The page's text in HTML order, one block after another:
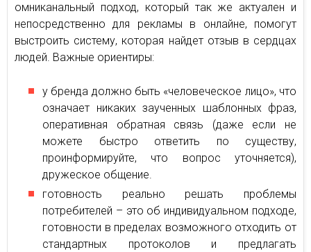
омниканальный подход, который так же актуален и
непосредственно для рекламы в онлайне, помогут
выстроить систему, которая найдет отзыв в сердцах
людей. Важные ориентиры:
у бренда должно быть «человеческое лицо», что
означает никаких заученных шаблонных фраз,
оперативная обратная связь (даже если не
можете быстро ответить по существу,
проинформируйте, что вопрос уточняется),
дружеское общение.
готовность реально решать проблемы
потребителей – это об индивидуальном подходе,
готовности в пределах возможного отходить от
стандартных протоколов и предлагать